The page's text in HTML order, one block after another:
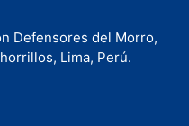
Defensores del Morro,
Lima, Perú.